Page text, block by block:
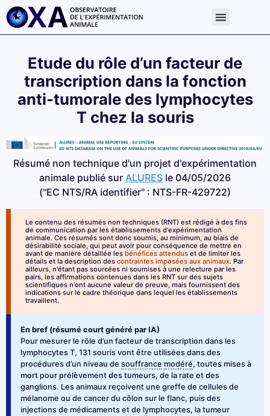
Etude du rôle d’un facteur de
transcription dans la fonction
anti-tumorale des lymphocytes
T chez la souris
Résumé non technique d'un projet d'expérimentation
animale publié sur ALURES le 04/05/2026
("EC NTS/RA identifier" : NTS-FR-429722)
Le contenu des résumés non techniques (RNT) est rédigé à des fins
de communication par les établissements d'expérimentation
animale. Ces résumés sont donc soumis, au minimum, au biais de
désirabilité sociale, qui peut avoir pour conséquence de mettre en
avant de manière détaillée les bénéfices attendus et de limiter les
détails et la description des contraintes imposées aux animaux. Par
ailleurs, n'étant pas sourcées ni soumises à une relecture par les
pairs, les affirmations contenues dans les RNT sur des sujets
scientifiques n'ont aucune valeur de preuve, mais fournissent des
indications sur le cadre théorique dans lequel les établissements
travaillent.
En bref (résumé court généré par IA)
Pour mesurer le rôle d’un facteur de transcription dans les
lymphocytes T, 131 souris vont être utilisées dans des
procédures d’un niveau de souffrance modéré, toutes mises à
mort pour prélèvement des tumeurs, de la rate et des
ganglions. Les animaux reçoivent une greffe de cellules de
mélanome ou de cancer du côlon sur le flanc, puis des
injections de médicaments et de lymphocytes, la tumeur